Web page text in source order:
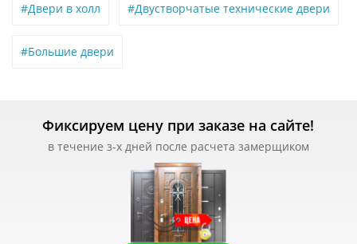
#Двери в холл #Двустворчатые технические двери
#Большие двери
Фиксируем цену при заказе на сайте!
в течение з-х дней после расчета замерщиком